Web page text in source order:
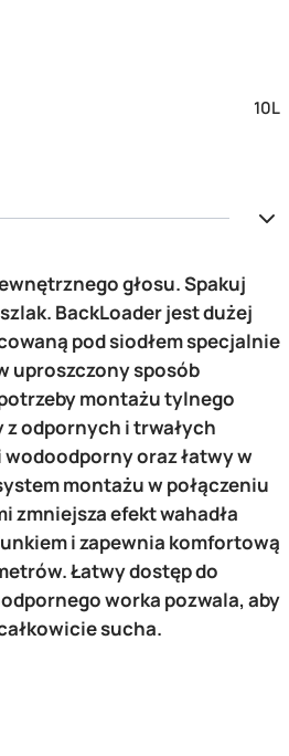
10L
głosu. Spakuj
BackLoader jest dużej
pod siodłem specjalnie
uproszczony sposób
montażu tylnego
odpornych i trwałych
oraz łatwy w
montażu w połączeniu
zmniejsza efekt wahadła
i zapewnia komfortową
Łatwy dostęp do
worka pozwala, aby
sucha.